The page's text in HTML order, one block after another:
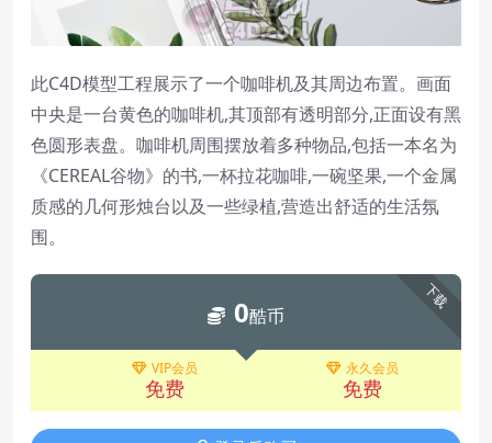
此C4D模型工程展示了一个咖啡机及其周边布置。画面
中央是一台黄色的咖啡机,其顶部有透明部分,正面设有黑
色圆形表盘。咖啡机周围摆放着多种物品,包括一本名为
《CEREAL谷物》的书,一杯拉花咖啡,一碗坚果,一个金属
质感的几何形烛台以及一些绿植,营造出舒适的生活氛
围。
下载
0酷币
VIP会员
免费
永久会员
免费